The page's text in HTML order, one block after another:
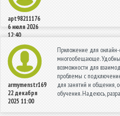
apt98211176
6 июля 2026
12:40
armymenstr169
22 декабря
2025 11:00
Приложение для
многообещающе.
возможности для
проблемы с
для занятий и общения,
обучения. Надеюсь,